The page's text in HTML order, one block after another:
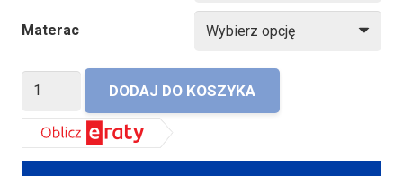
Materac
ilość
Błażej
DODAJ DO KOSZYKA